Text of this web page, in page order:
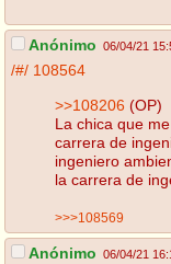
Anónimo 06/04/21
/#/ 108564
>>108206 (OP)
La chica que
carrera de
ingeniero
la carrera de
>>>108569
Anónimo 06/04/21